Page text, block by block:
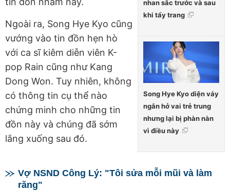
nhan sắc trước và sau
khi tẩy trang
Song Hye Kyo diện váy
ngắn hở vai trẻ trung
nhưng lại bị phàn nàn
vì điều này
Ngoài ra, Song Hye Kyo cũng
vướng vào tin đồn hẹn hò
với ca sĩ kiêm diễn viên K-
pop Rain cũng như Kang
Dong Won. Tuy nhiên, không
có thông tin cụ thể nào
chứng minh cho những tin
đồn này và chúng đã sớm
lắng xuống sau đó.
Vợ NSND Công Lý: "Tôi sửa mỗi mũi và làm
răng"